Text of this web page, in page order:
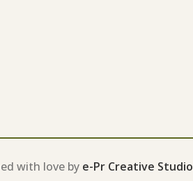
with love by e-Pr Creative Studio